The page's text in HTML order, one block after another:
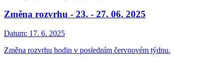
Změna rozvrhu - 23. - 27. 06. 2025
Datum: 17. 6. 2025
Změna rozvrhu hodin v posledním červnovém týdnu.